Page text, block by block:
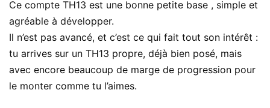
Ce compte TH13 est une bonne petite base , simple et
agréable à développer.
Il n’est pas avancé, et c’est ce qui fait tout son intérêt :
tu arrives sur un TH13 propre, déjà bien posé, mais
avec encore beaucoup de marge de progression pour
le monter comme tu l’aimes.